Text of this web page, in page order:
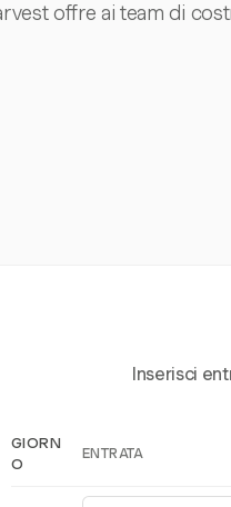
offre ai team di
Inserisci
GIORN
O
ENTRATA